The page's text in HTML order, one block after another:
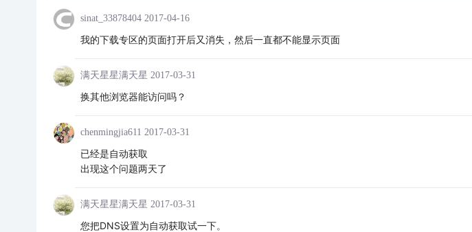
sinat_33878404 2017-04-16
我的下载专区的页面打开后又消失，然后一直都不能显示页面
满天星星满天星 2017-03-31
换其他浏览器能访问吗？
chenmingjia611 2017-03-31
已经是自动获取
出现这个问题两天了
满天星星满天星 2017-03-31
您把DNS设置为自动获取试一下。